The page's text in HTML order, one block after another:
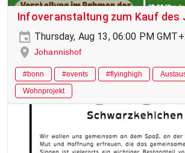
Infoveranstaltung zum Kauf des
Thursday, Aug 13, 06:00 PM
Johannishof
#bonn #events #flyinghigh
Wohnprojekt